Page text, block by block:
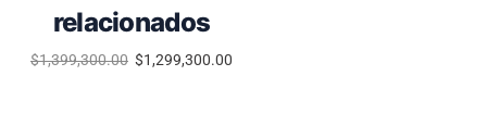
relacionados
$1,399,300.00 $1,299,300.00